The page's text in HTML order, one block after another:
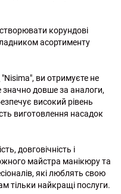
корундові
асортименту
ви отримуєте не
значно довше за аналоги,
високий рівень
виготовлення насадок
довговічність і
майстра манікюру та
які люблять свою
тільки найкращі послуги.